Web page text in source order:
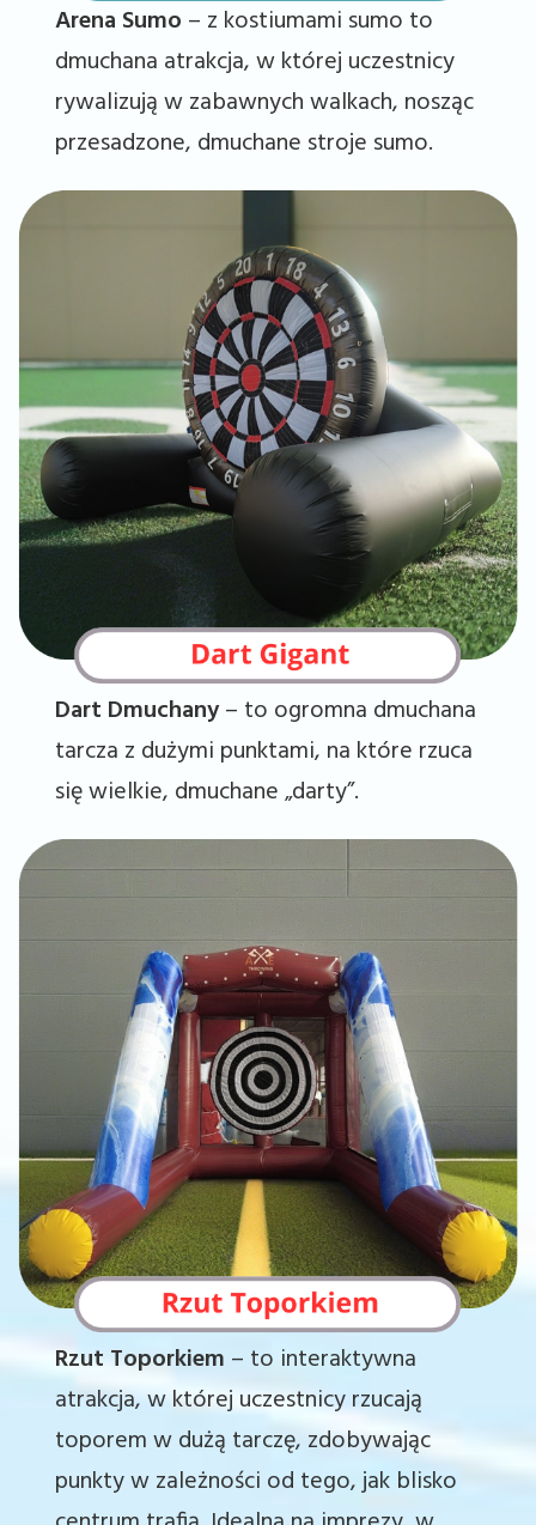
Arena Sumo – z kostiumami sumo to
dmuchana atrakcja, w której uczestnicy
rywalizują w zabawnych walkach, nosząc
przesadzone, dmuchane stroje sumo.
Dart Dmuchany– to ogromna dmuchana
tarcza z dużymi punktami, na które rzuca
się wielkie, dmuchane „darty”.
Rzut Toporkiem – to interaktywna
atrakcja, w której uczestnicy rzucają
toporem w dużą tarczę, zdobywając
punkty w zależności od tego, jak blisko